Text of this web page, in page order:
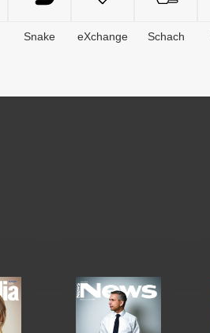
Snake eXchange Schach